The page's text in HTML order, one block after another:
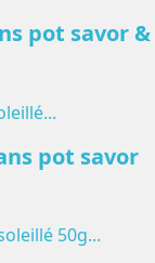
pot savor &
pot savor